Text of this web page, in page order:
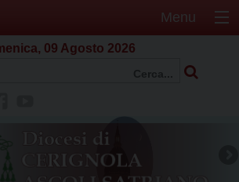
Menu
09 Agosto 2026